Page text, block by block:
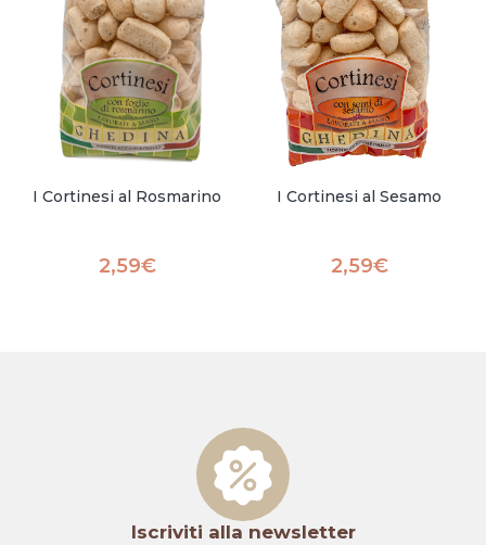
I Cortinesi al Rosmarino
2,59€
I Cortinesi al Sesamo
2,59€
Iscriviti alla newsletter